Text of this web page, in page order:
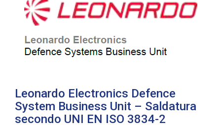
Leonardo Electronics Defence
System Business Unit – Saldatura
secondo UNI EN ISO 3834-2